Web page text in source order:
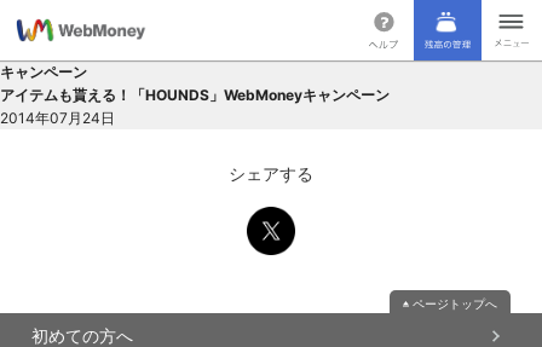
キャンペーン
アイテムも貰える！「HOUNDS」WebMoneyキャンペーン
2014年07月24日
シェアする
ページトップへ
初めての方へ